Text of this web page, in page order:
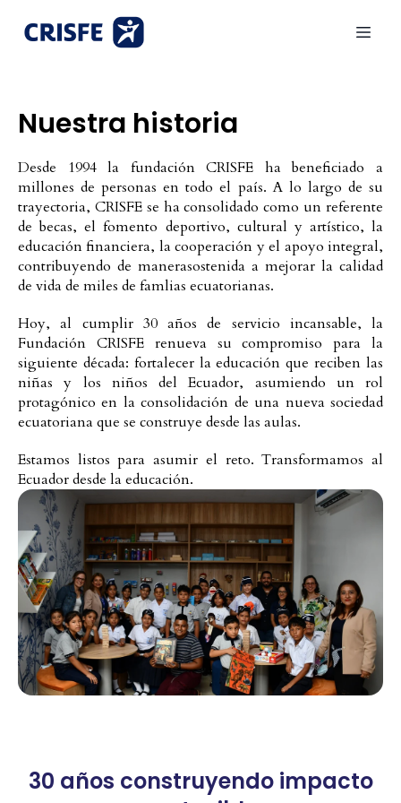
Nuestra historia
Desde 1994 la fundación CRISFE ha beneficiado a
millones de personas en todo el país. A lo largo de su
trayectoria, CRISFE se ha consolidado como un referente
de becas, el fomento deportivo, cultural y artístico, la
educación financiera, la cooperación y el apoyo integral,
contribuyendo de manerasostenida a mejorar la calidad
de vida de miles de famlias ecuatorianas.
Hoy, al cumplir 30 años de servicio incansable, la
Fundación CRISFE renueva su compromiso para la
siguiente década: fortalecer la educación que reciben las
niñas y los niños del Ecuador, asumiendo un rol
protagónico en la consolidación de una nueva sociedad
ecuatoriana que se construye desde las aulas.
Estamos listos para asumir el reto. Transformamos al
Ecuador desde la educación.
30 años construyendo impacto